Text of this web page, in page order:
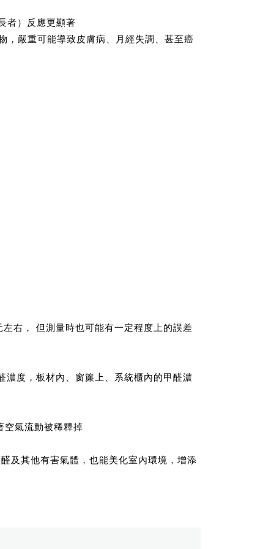
者）反應更顯著
，嚴重可能導致皮膚病、月經失調、甚至癌
右， 但測量時也可能有一定程度上的誤差
度，板材內、窗簾上、系統櫃內的甲醛濃
氣流動被稀釋掉
及其他有害氣體，也能美化室內環境，增添